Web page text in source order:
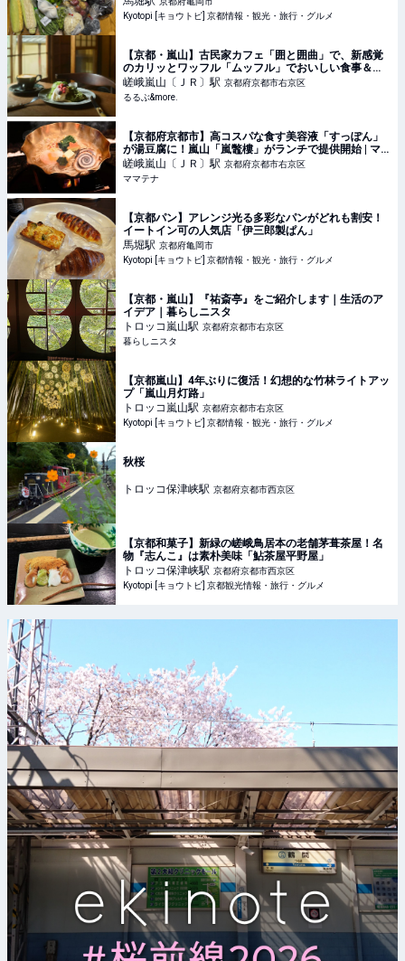
Kyotopi [キョウトピ] 京都情報・観光・旅行・グルメ
【京都・嵐山】古民家カフェ「囲と囲曲」で、新感覚
のカリッとワッフル「ムッフル」でおいしい食事＆ス
イーツ時間｜るるぶ&more.
嵯峨嵐山〔ＪＲ〕駅 京都府京都市右京区
るるぶ&more.
【京都府京都市】高コスパな食す美容液「すっぽん」
が湯豆腐に！嵐山「嵐鼈樓」がランチで提供開始 | マ
マテナ
嵯峨嵐山〔ＪＲ〕駅 京都府京都市右京区
ママテナ
【京都パン】アレンジ光る多彩なパンがどれも割安！
イートイン可の人気店「伊三郎製ぱん」
馬堀駅 京都府亀岡市
Kyotopi [キョウトピ] 京都情報・観光・旅行・グルメ
【京都・嵐山】『祐斎亭』をご紹介します｜生活のア
イデア｜暮らしニスタ
トロッコ嵐山駅 京都府京都市右京区
暮らしニスタ
【京都嵐山】4年ぶりに復活！幻想的な竹林ライトアッ
プ「嵐山月灯路」
トロッコ嵐山駅 京都府京都市右京区
Kyotopi [キョウトピ] 京都情報・観光・旅行・グルメ
秋桜
トロッコ保津峡駅 京都府京都市西京区
【京都和菓子】新緑の嵯峨鳥居本の老舗茅葺茶屋！名
物『志んこ』は素朴美味「鮎茶屋平野屋」
トロッコ保津峡駅 京都府京都市西京区
Kyotopi [キョウトピ] 京都観光情報・旅行・グルメ